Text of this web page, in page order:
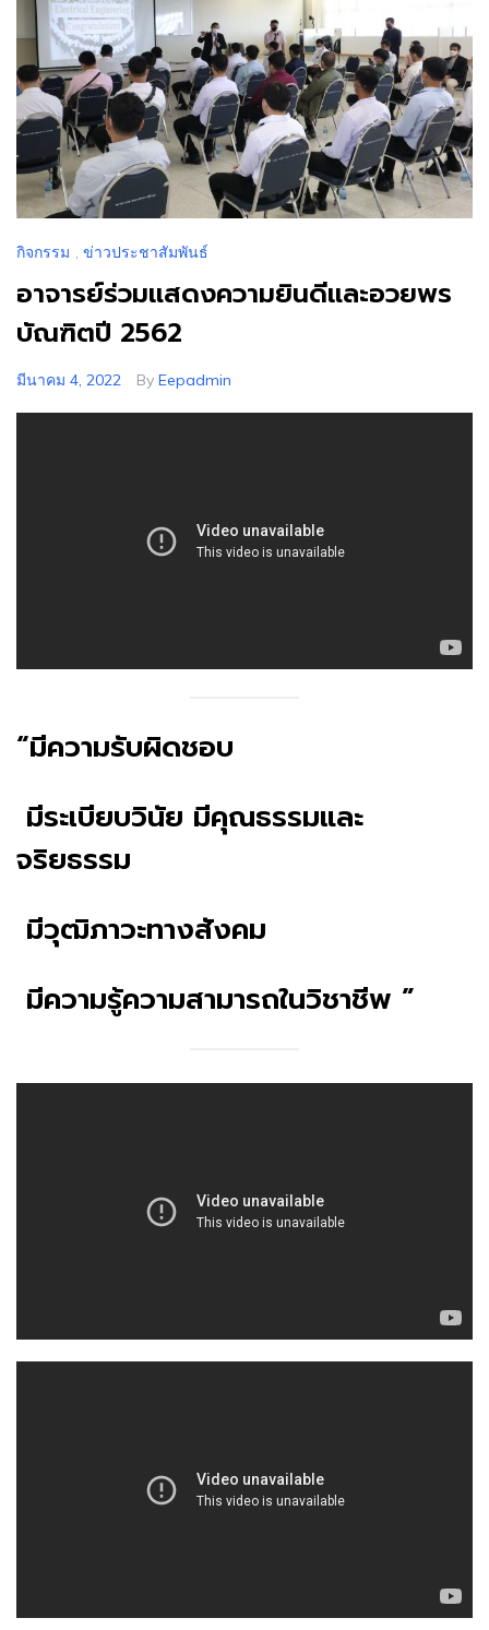
กิจกรรม , ข่าวประชาสัมพันธ์
อาจารย์ร่วมแสดงความยินดีและอวยพร
บัณฑิตปี 2562
มีนาคม 4, 2022 By Eepadmin
“มีความรับผิดชอบ
มีระเบียบวินัย มีคุณธรรมและ
จริยธรรม
มีวุฒิภาวะทางสังคม
มีความรู้ความสามารถในวิชาชีพ ”